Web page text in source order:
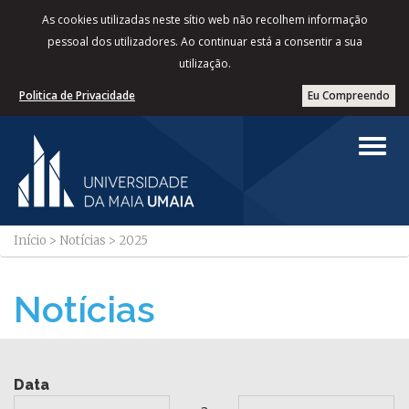
As cookies utilizadas neste sítio web não recolhem informação
pessoal dos utilizadores. Ao continuar está a consentir a sua
utilização.
Eu Compreendo
Politica de Privacidade
Início > Notícias > 2025
Notícias
Data